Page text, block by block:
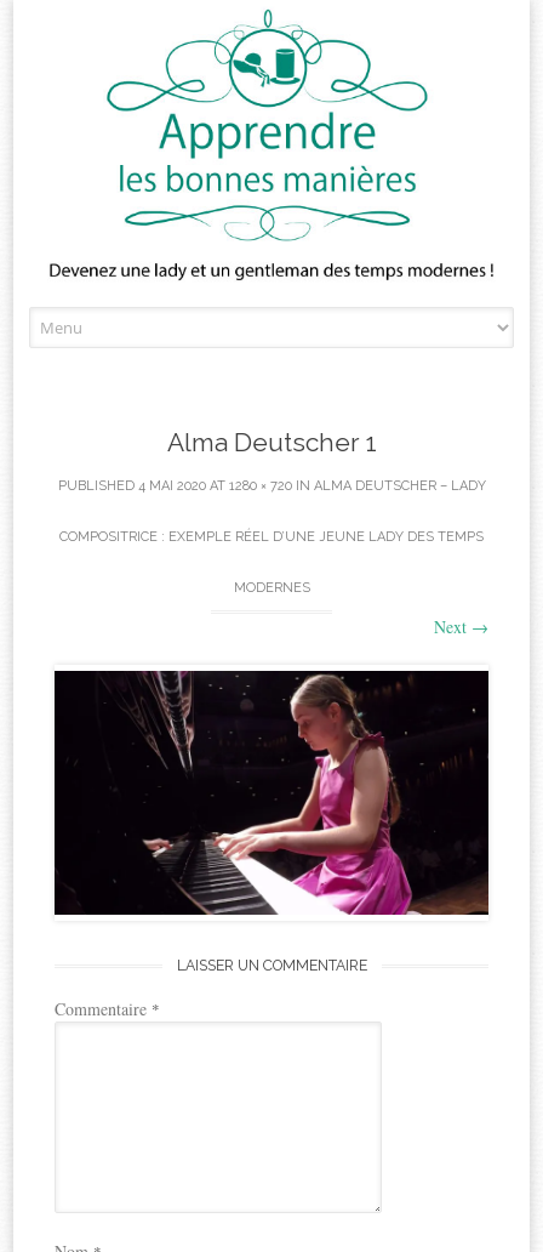
to
Alma Deutscher 1
PUBLISHED 4 MAI 2020AT 1280 × 720IN ALMA DEUTSCHER – LADY
COMPOSITRICE : EXEMPLE RÉEL D’UNE JEUNE LADY DES TEMPS
MODERNES
Next →
LAISSER UN COMMENTAIRE
Commentaire *